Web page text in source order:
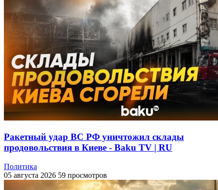
Ракетный удар ВС РФ уничтожил склады
продовольствия в Киеве - Baku TV | RU
Политика
05 августа 2026 59 просмотров